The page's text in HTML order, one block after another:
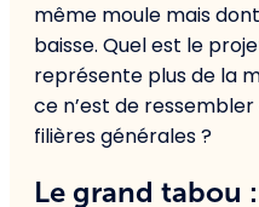
même moule mais
baisse. Quel est le
représente plus de la
ce n’est de
filières générales ?
Le grand tabou